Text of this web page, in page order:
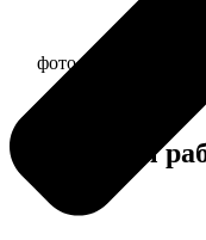
фото 13х18 в
Примеры